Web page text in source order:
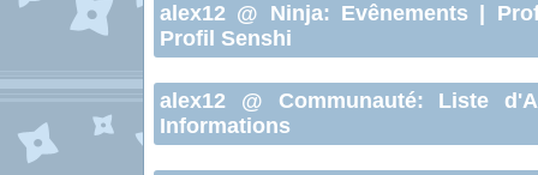
alex12 @ Ninja: Evênements
Profil Senshi
alex12 @ Communauté: Liste
Informations